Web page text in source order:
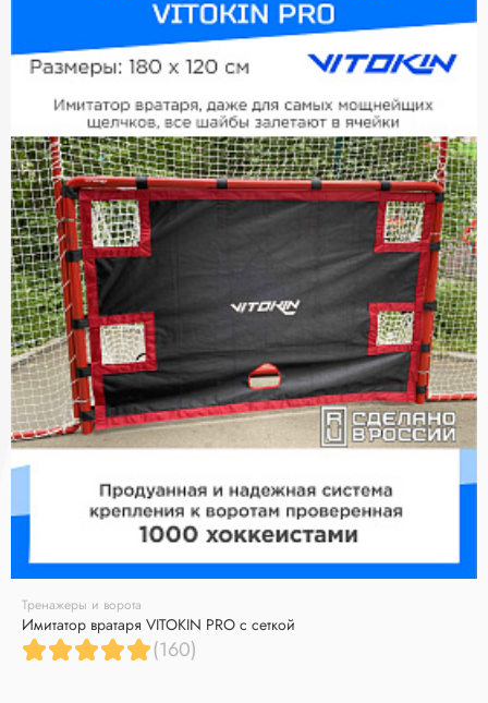
Тренажеры и ворота
Имитатор вратаря VITOKIN PRO с сеткой
(160)